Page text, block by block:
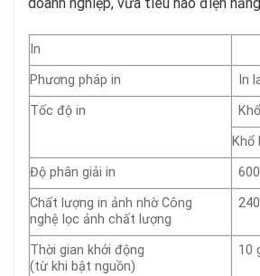
In
Phương pháp in
In
Tốc độ in
Khổ
Độ phân giải in
Chất lượng in ảnh nhờ Công
nghệ lọc ảnh chất lượng
Thời gian khởi động
(từ khi bật nguồn)
10